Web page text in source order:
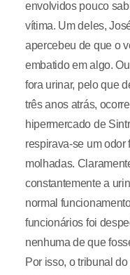
envolvidos pouco
vítima. Um deles,
apercebeu de que o
embatido em algo.
fora urinar, pelo que
três anos atrás,
hipermercado de
respirava-se um odor
molhadas.
constantemente a
normal
funcionários foi
nenhuma de que
Por isso, o tribunal